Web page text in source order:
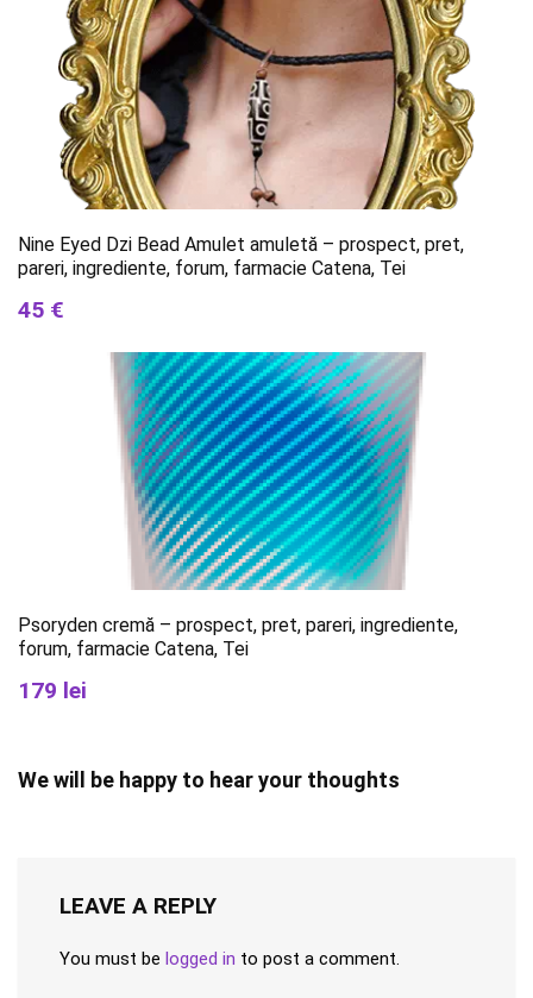
Nine Eyed Dzi Bead Amulet amuletă – prospect, pret,
pareri, ingrediente, forum, farmacie Catena, Tei
45 €
Psoryden cremă – prospect, pret, pareri, ingrediente,
forum, farmacie Catena, Tei
179 lei
We will be happy to hear your thoughts
LEAVE A REPLY
You must be logged in to post a comment.